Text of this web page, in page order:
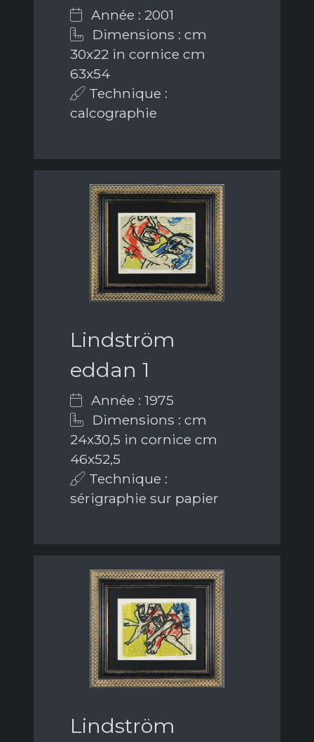
Année : 2001
Dimensions : cm
30x22 in cornice cm
63x54
Technique :
calcographie
Lindström
eddan 1
Année : 1975
Dimensions : cm
24x30,5 in cornice cm
46x52,5
Technique :
sérigraphie sur papier
Lindström